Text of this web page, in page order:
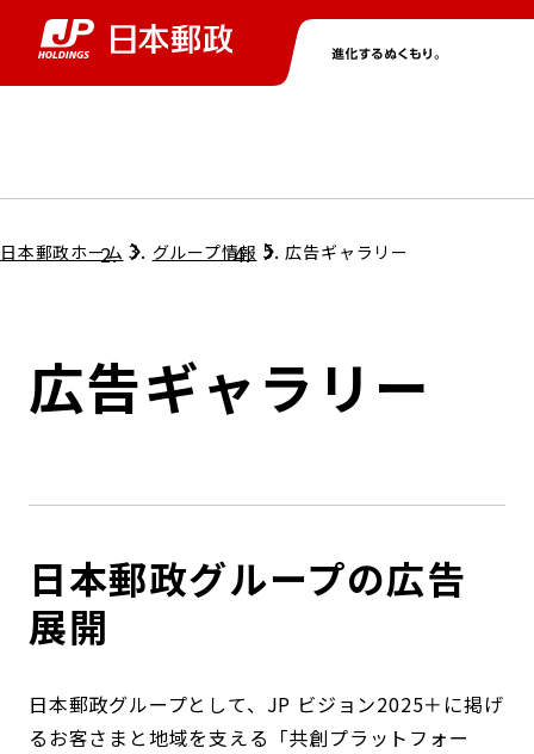
グループ情報トップ
コンプライアンス
ローカル共創イニシアティブ
関連事業
株主・投資家情報トップ
個人投資家のみなさまへ
IRニュース
IRカレンダー
ニューストップ
サステナビリティトップ
担当役員メッセージ
環境
社会
採用情報トップ
日本郵政ホーム グループ情報 広告ギャラリー
広告ギャラリー
日本郵政グループの広告
展開
日本郵政グループとして、JP ビジョン2025＋に掲げ
るお客さまと地域を支える「共創プラットフォー